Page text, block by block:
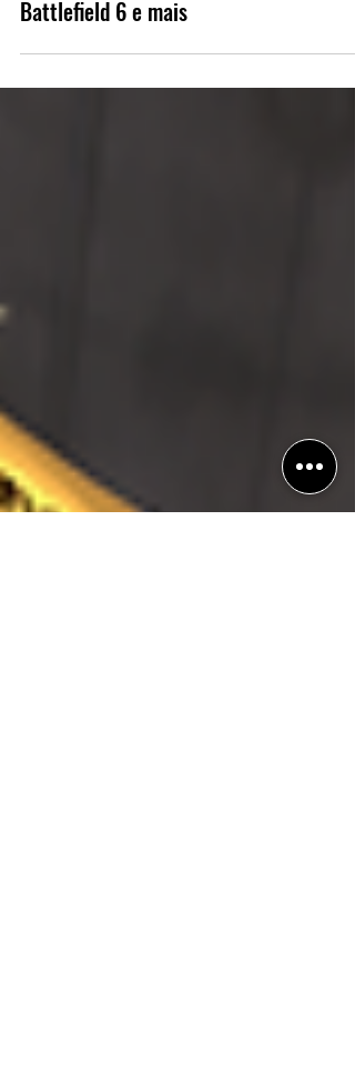
BGS 25 | Samsung leva seus
lançamentos para gamers,
experiências interativas,